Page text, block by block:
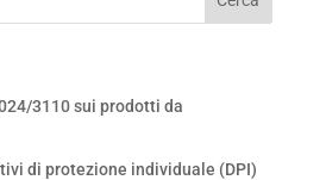
3110 sui prodotti da
di protezione individuale (DPI)